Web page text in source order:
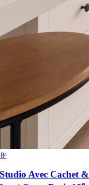
Avec Cachet &